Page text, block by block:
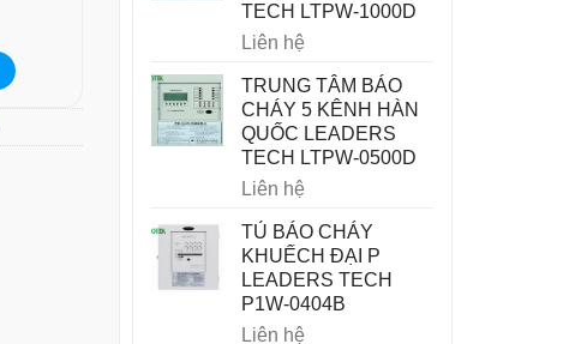
TECH LTPW-1000D
Liên hệ
TRUNG TÂM BÁO
CHÁY 5 KÊNH HÀN
QUỐC LEADERS
TECH LTPW-0500D
Liên hệ
TỦ BÁO CHÁY
KHUẾCH ĐẠI P
LEADERS TECH
P1W-0404B
Liên hệ